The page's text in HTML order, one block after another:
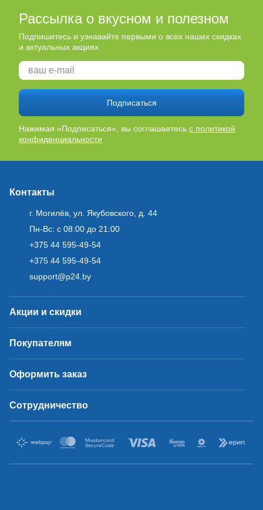
Рассылка о вкусном и полезном
Подпишитесь и узнавайте первыми о всех наших скидках
и актуальных акциях
Подписаться
Нажимая «Подписаться», вы соглашаетесь с политикой
конфиденциальности
Контакты
г. Могилёв, ул. Якубовского, д. 44
Пн-Вс: с 08:00 до 21:00
+375 44 595-49-54
+375 44 595-49-54
support@p24.by
Акции и скидки
Покупателям
Оформить заказ
Сотрудничество